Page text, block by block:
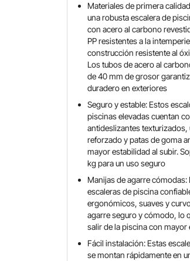
Materiales de primera
una robusta escalera de
con acero al carbono
PP resistentes a la
construcción resistente al
Los tubos de acero al
de 40 mm de grosor
duradero en exteriores
Seguro y estable: Estos
piscinas elevadas cuentan
antideslizantes texturizados,
reforzado y patas de goma
mayor estabilidad al subir.
kg para un uso seguro
Manijas de agarre
escaleras de piscina
ergonómicos, suaves y
agarre seguro y cómodo, lo
salir de la piscina con mayor
Fácil instalación: Estas
se montan rápidamente en